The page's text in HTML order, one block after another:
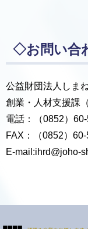
◇お問い合
公益財団法人しま
創業・人材支援課
電話：（0852）
FAX：（0852）
E-mail:ihrd@joho-